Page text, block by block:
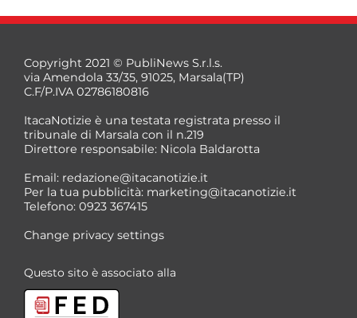
*
Copyright 2021 © PubliNews S.r.l.s.
via Amendola 33/35, 91025, Marsala(TP)
C.F/P.IVA 02786180816
ItacaNotizie è una testata registrata presso il
tribunale di Marsala con il n.219
Direttore responsabile: Nicola Baldarotta
Email: redazione@itacanotizie.it
Per la tua pubblicità: marketing@itacanotizie.it
Telefono: 0923 367415
Change privacy settings
Questo sito è associato alla